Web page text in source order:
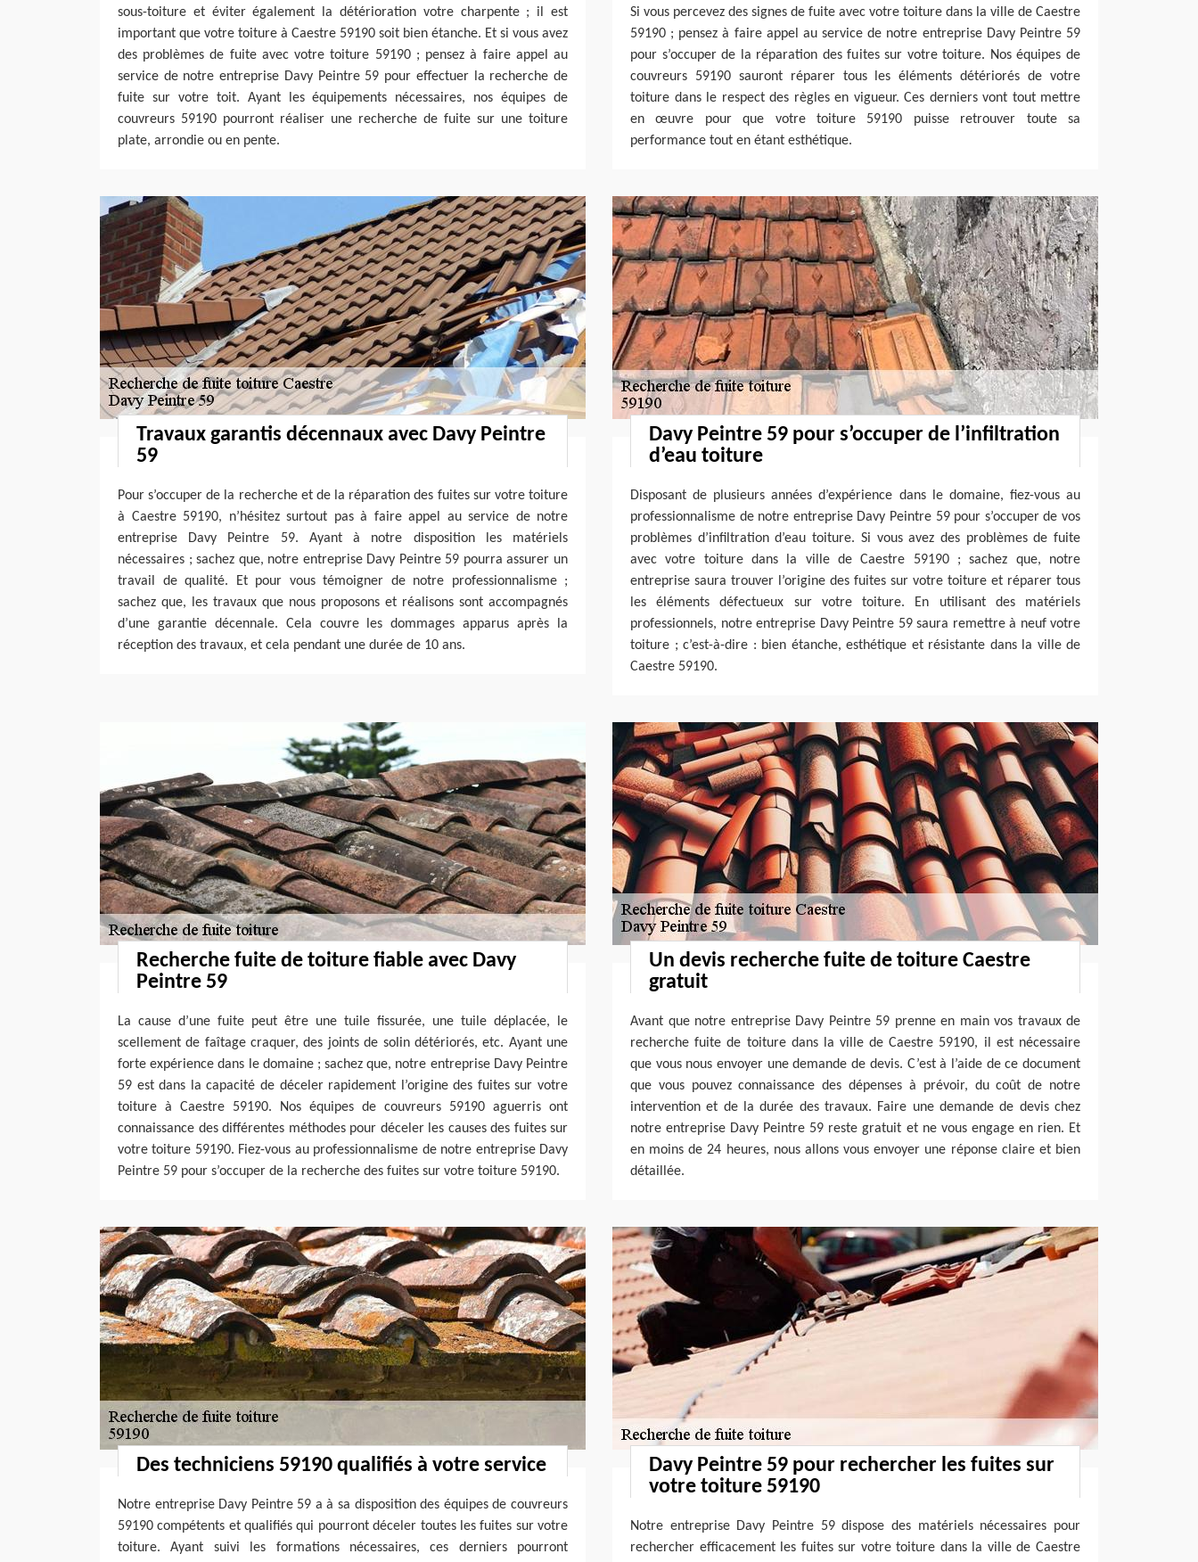
sous-toiture et éviter également la détérioration votre charpente ; il est
important que votre toiture à Caestre 59190 soit bien étanche. Et si vous avez
des problèmes de fuite avec votre toiture 59190 ; pensez à faire appel au
service de notre entreprise Davy Peintre 59 pour effectuer la recherche de
fuite sur votre toit. Ayant les équipements nécessaires, nos équipes de
couvreurs 59190 pourront réaliser une recherche de fuite sur une toiture
plate, arrondie ou en pente.
Si vous percevez des signes de fuite avec votre toiture dans la ville de Caestre
59190 ; pensez à faire appel au service de notre entreprise Davy Peintre 59
pour s’occuper de la réparation des fuites sur votre toiture. Nos équipes de
couvreurs 59190 sauront réparer tous les éléments détériorés de votre
toiture dans le respect des règles en vigueur. Ces derniers vont tout mettre
en œuvre pour que votre toiture 59190 puisse retrouver toute sa
performance tout en étant esthétique.
Travaux garantis décennaux avec Davy Peintre
59
Pour s’occuper de la recherche et de la réparation des fuites sur votre toiture
à Caestre 59190, n’hésitez surtout pas à faire appel au service de notre
entreprise Davy Peintre 59. Ayant à notre disposition les matériels
nécessaires ; sachez que, notre entreprise Davy Peintre 59 pourra assurer un
travail de qualité. Et pour vous témoigner de notre professionnalisme ;
sachez que, les travaux que nous proposons et réalisons sont accompagnés
d’une garantie décennale. Cela couvre les dommages apparus après la
réception des travaux, et cela pendant une durée de 10 ans.
Davy Peintre 59 pour s’occuper de l’infiltration
d’eau toiture
Disposant de plusieurs années d’expérience dans le domaine, fiez-vous au
professionnalisme de notre entreprise Davy Peintre 59 pour s’occuper de vos
problèmes d’infiltration d’eau toiture. Si vous avez des problèmes de fuite
avec votre toiture dans la ville de Caestre 59190 ; sachez que, notre
entreprise saura trouver l’origine des fuites sur votre toiture et réparer tous
les éléments défectueux sur votre toiture. En utilisant des matériels
professionnels, notre entreprise Davy Peintre 59 saura remettre à neuf votre
toiture ; c’est-à-dire : bien étanche, esthétique et résistante dans la ville de
Caestre 59190.
Recherche fuite de toiture fiable avec Davy
Peintre 59
La cause d’une fuite peut être une tuile fissurée, une tuile déplacée, le
scellement de faîtage craquer, des joints de solin détériorés, etc. Ayant une
forte expérience dans le domaine ; sachez que, notre entreprise Davy Peintre
59 est dans la capacité de déceler rapidement l’origine des fuites sur votre
toiture à Caestre 59190. Nos équipes de couvreurs 59190 aguerris ont
connaissance des différentes méthodes pour déceler les causes des fuites sur
votre toiture 59190. Fiez-vous au professionnalisme de notre entreprise Davy
Peintre 59 pour s’occuper de la recherche des fuites sur votre toiture 59190.
Un devis recherche fuite de toiture Caestre
gratuit
Avant que notre entreprise Davy Peintre 59 prenne en main vos travaux de
recherche fuite de toiture dans la ville de Caestre 59190, il est nécessaire
que vous nous envoyer une demande de devis. C’est à l’aide de ce document
que vous pouvez connaissance des dépenses à prévoir, du coût de notre
intervention et de la durée des travaux. Faire une demande de devis chez
notre entreprise Davy Peintre 59 reste gratuit et ne vous engage en rien. Et
en moins de 24 heures, nous allons vous envoyer une réponse claire et bien
détaillée.
Des techniciens 59190 qualifiés à votre service
Notre entreprise Davy Peintre 59 a à sa disposition des équipes de couvreurs
59190 compétents et qualifiés qui pourront déceler toutes les fuites sur votre
toiture. Ayant suivi les formations nécessaires, ces derniers pourront
Davy Peintre 59 pour rechercher les fuites sur
votre toiture 59190
Notre entreprise Davy Peintre 59 dispose des matériels nécessaires pour
rechercher efficacement les fuites sur votre toiture dans la ville de Caestre